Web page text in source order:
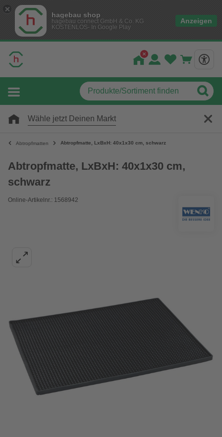
hagebau shop
hagebau connect GmbH & Co. KG
KOSTENLOS- In Google Play
Anzeigen
Wähle jetzt Deinen Markt
Abtropfmatten Abtropfmatte, LxBxH: 40x1x30 cm, schwarz
Abtropfmatte, LxBxH: 40x1x30 cm,
schwarz
Online-Artikelnr.: 1568942